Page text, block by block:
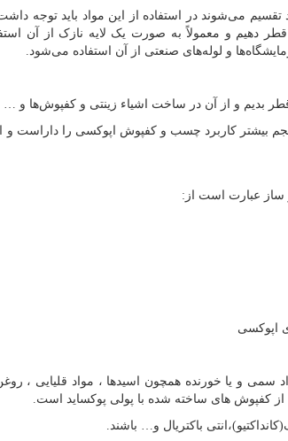
تقسیم می‌شوند در استفاده از این مواد باید توجه
می‌توانیم به آن قطر دهیم و معمولاً به صورت یک لایه نازک
و لوله‌های صنعتی از آن استفاده می‌شود.
بدیم و از آن در ساخت اشیاء زینتی و کفپوش‌ها و …
بیشتر کاربرد چسب و کفپوش اپوکسی را داراست و
ساز عبارت است از:
اپوکسی
سمی و یا خورنده همچون اسیدها ، مواد قلیایی ،
از کفپوش های ساخته شده با پولی پوکساید است.
باکتریال و… باشند.